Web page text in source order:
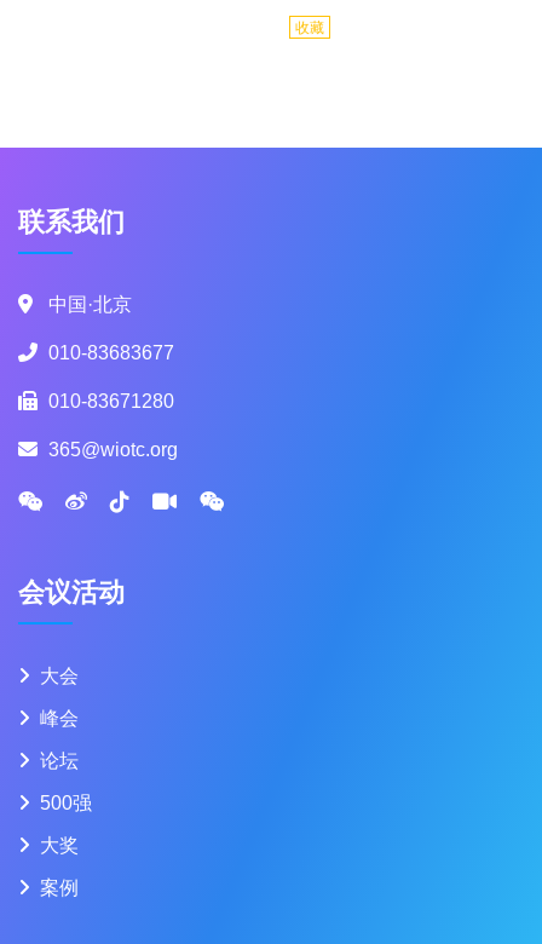
收藏
联系我们
中国·北京
010-83683677
010-83671280
365@wiotc.org
会议活动
大会
峰会
论坛
500强
大奖
案例